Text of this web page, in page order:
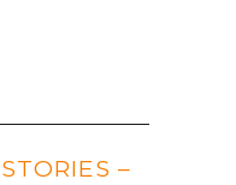
–